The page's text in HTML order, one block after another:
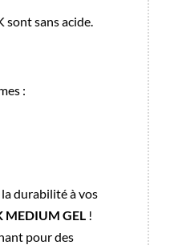
sont sans acide.
:
durabilité à vos
MEDIUM GEL !
pour des